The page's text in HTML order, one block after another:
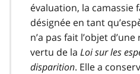
évaluation, la camassie
désignée en tant
n’a pas fait l’objet
vertu de la Loi sur les
disparition. Elle a